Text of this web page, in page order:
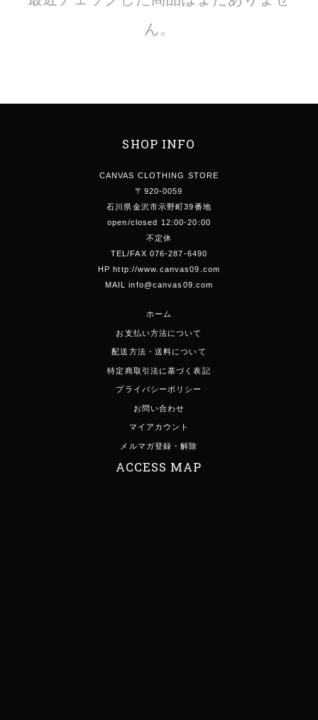
ん。
SHOP INFO
CANVAS CLOTHING STORE
〒920-0059
石川県金沢市示野町39番地
open/closed 12:00-20:00
不定休
TEL/FAX 076-287-6490
HP http://www.canvas09.com
MAIL info@canvas09.com
ホーム
お支払い方法について
配送方法・送料について
特定商取引法に基づく表記
プライバシーポリシー
お問い合わせ
マイアカウント
メルマガ登録・解除
ACCESS MAP